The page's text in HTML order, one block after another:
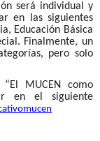
será individual y
en las siguientes
Educación Básica
Finalmente, un
pero solo
MUCEN como
en el siguiente